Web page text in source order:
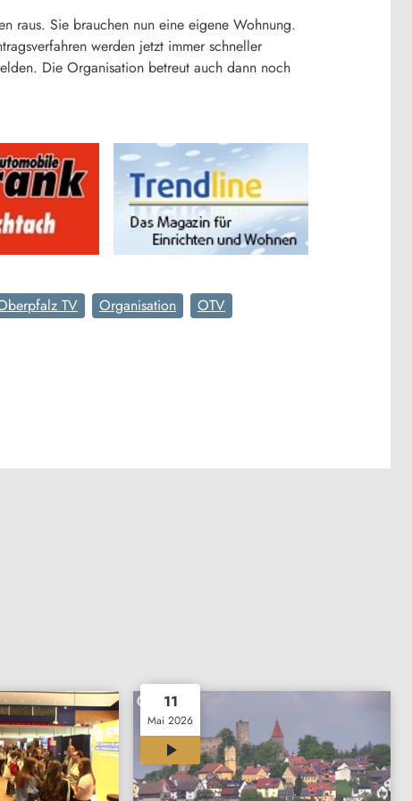
raus. Sie brauchen nun eine eigene Wohnung.
werden jetzt immer schneller
Die Organisation betreut auch dann noch
TV Organisation
OTV
11
Mai 2026
00:30